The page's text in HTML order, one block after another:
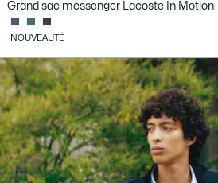
Grand sac messenger Lacoste In Motion
NOUVEAUTÉ